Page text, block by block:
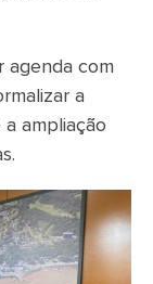
agenda com
a
ampliação